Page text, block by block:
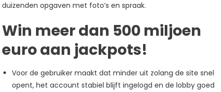
duizenden opgaven met foto’s en spraak.
Win meer dan 500 miljoen
euro aan jackpots!
Voor de gebruiker maakt dat minder uit zolang de site snel
opent, het account stabiel blijft ingelogd en de lobby goed